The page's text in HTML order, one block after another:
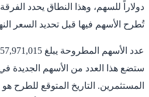
دولاراً للسهم، وهذا النطاق يحدد
تُطرح الأسهم فيها قبل تحديد السعر
ستضع هذا العدد من الأسهم الجديدة